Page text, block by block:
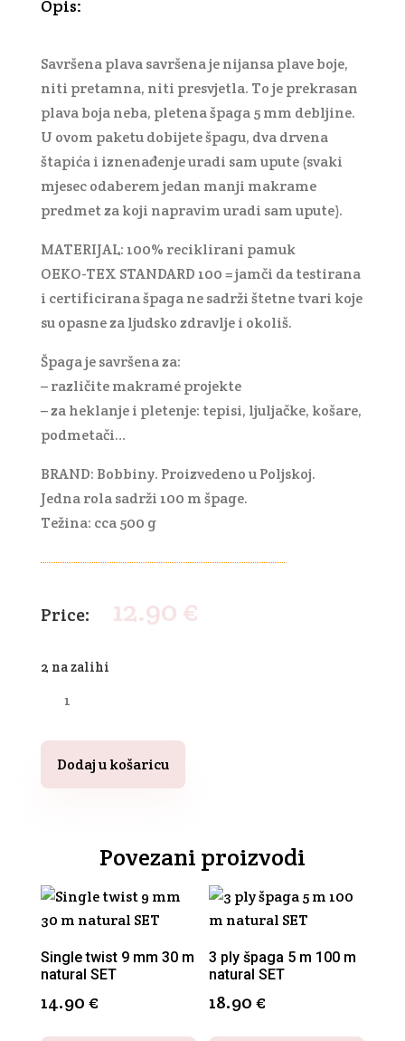
Opis:
Savršena plava savršena je nijansa plave boje,
niti pretamna, niti presvjetla. To je prekrasan
plava boja neba, pletena špaga 5 mm debljine.
U ovom paketu dobijete špagu, dva drvena
štapića i iznenađenje uradi sam upute (svaki
mjesec odaberem jedan manji makrame
predmet za koji napravim uradi sam upute).
MATERIJAL: 100% reciklirani pamuk
OEKO-TEX STANDARD 100 = jamči da testirana
i certificirana špaga ne sadrži štetne tvari koje
su opasne za ljudsko zdravlje i okoliš.
Špaga je savršena za:
– različite makramé projekte
– za heklanje i pletenje: tepisi, ljuljačke, košare,
podmetači…
BRAND: Bobbiny. Proizvedeno u Poljskoj.
Jedna rola sadrži 100 m špage.
Težina: cca 500 g
12.90€
2 na zalihi
špaga
m
100
m
Dodaj u košaricu
Povezani proizvodi
Single twist 9 mm 30 m
natural SET
14.90€
3 ply špaga 5 m 100 m
natural SET
18.90€